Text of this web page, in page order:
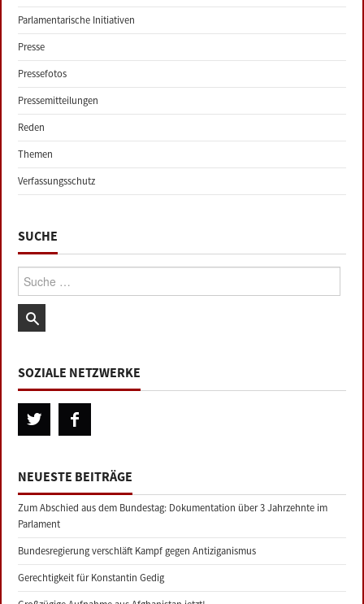
Parlamentarische Initiativen
Presse
Pressefotos
Pressemitteilungen
Reden
Themen
Verfassungsschutz
SUCHE
Suche:
SOZIALE NETZWERKE
NEUESTE BEITRÄGE
Zum Abschied aus dem Bundestag: Dokumentation über 3 Jahrzehnte im
Parlament
Bundesregierung verschläft Kampf gegen Antiziganismus
Gerechtigkeit für Konstantin Gedig